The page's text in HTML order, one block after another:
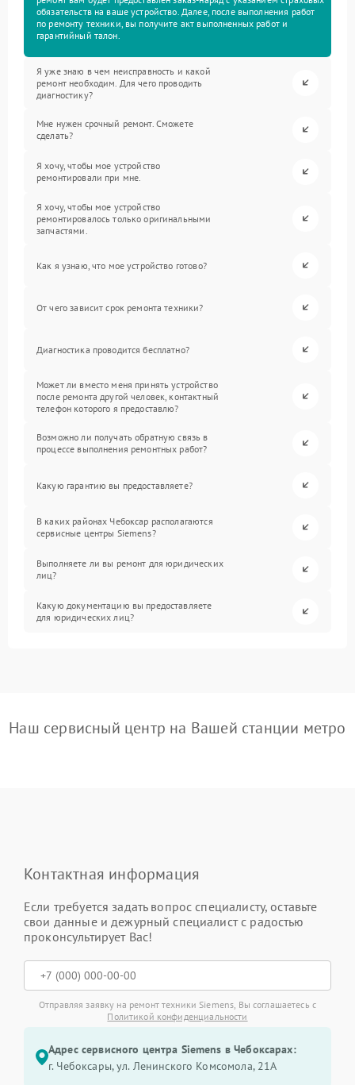
обязательств на ваше устройство. Далее, после выполнения работ
по ремонту техники, вы получите акт выполненных работ и
гарантийный талон.
Я уже знаю в чем неисправность и какой
ремонт необходим. Для чего проводить
диагностику?
Мне нужен срочный ремонт. Сможете
сделать?
Я хочу, чтобы мое устройство
ремонтировали при мне.
Я хочу, чтобы мое устройство
ремонтировалось только оригинальными
запчастями.
Как я узнаю, что мое устройство готово?
От чего зависит срок ремонта техники?
Диагностика проводится бесплатно?
Может ли вместо меня принять устройство
после ремонта другой человек, контактный
телефон которого я предоставлю?
Возможно ли получать обратную связь в
процессе выполнения ремонтных работ?
Какую гарантию вы предоставляете?
В каких районах Чебоксар располагаются
сервисные центры Siemens?
Выполняете ли вы ремонт для юридических
лиц?
Какую документацию вы предоставляете
для юридических лиц?
Наш сервисный центр на Вашей станции метро
Контактная информация
Если требуется задать вопрос специалисту, оставьте
свои данные и дежурный специалист с радостью
проконсультирует Вас!
Отправляя заявку на ремонт техники Siemens, Вы соглашаетесь с
Политикой конфиденциальности
Адрес сервисного центра Siemens в Чебоксарах:
г. Чебоксары, ул. Ленинского Комсомола, 21А